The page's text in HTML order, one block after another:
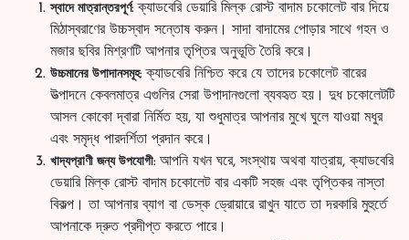
স্বাদে মাত্রান্তরপূর্ণ: ক্যাডবেরি ডেয়ারি মিল্ক রোস্ট বাদাম চকোলেট বার দিয়ে
মিঠাস্বরাণের উচ্চস্বাদ সন্তোষ করুন। সাদা বাদামের পোড়ার সাথে গহন ও
মজার ছবির মিশ্রণটি আপনার তৃপ্তির অনুভূতি তৈরি করে।
উচ্চমানের উপাদানসমূহ: ক্যাডবেরি নিশ্চিত করে যে তাদের চকোলেট বারের
উত্পাদনে কেবলমাত্র এগুলির সেরা উপাদানগুলো ব্যবহৃত হয়। দুধ চকোলেটটি
আসল কোকো দ্বারা নির্মিত হয়, যা শুধুমাত্র আপনার মুখে ঘুলে যাওয়া মধুর
এবং সমৃদ্ধ পারদর্শিতা প্রদান করে।
খাদ্যপ্রাণী জন্য উপযোগী: আপনি যখন ঘরে, সংস্থায় অথবা যাত্রায়, ক্যাডবেরি
ডেয়ারি মিল্ক রোস্ট বাদাম চকোলেট বার একটি সহজ এবং তৃপ্তিকর নাস্তা
বিকল্প। তা আপনার ব্যাগ বা ডেস্ক ড্রোয়ারে রাখুন যাতে তা দরকারি মুহুর্তে
আপনাকে দ্রুত প্রদীপ্ত করতে পারে।